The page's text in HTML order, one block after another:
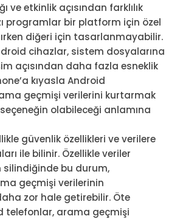
ve etkinlik açısından farklılık
programlar bir platform için özel
diğeri için tasarlanmayabilir.
cihazlar, sistem dosyalarına
açısından daha fazla esneklik
kıyasla Android
geçmişi verilerini kurtarmak
olabileceği anlamına
güvenlik özellikleri ve verilere
ile bilinir. Özellikle veriler
silindiğinde bu durum,
geçmişi verilerinin
zor hale getirebilir. Öte
telefonlar, arama geçmişi